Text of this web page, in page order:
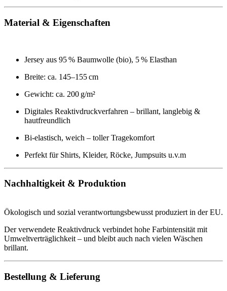
Material & Eigenschaften
Jersey aus 95 % Baumwolle (bio), 5 % Elasthan
Breite: ca. 145–155 cm
Gewicht: ca. 200 g/m²
Digitales Reaktivdruckverfahren – brillant, langlebig &
hautfreundlich
Bi-elastisch, weich – toller Tragekomfort
Perfekt für Shirts, Kleider, Röcke, Jumpsuits u.v.m
Nachhaltigkeit & Produktion
Ökologisch und sozial verantwortungsbewusst produziert in der EU.
Der verwendete Reaktivdruck verbindet hohe Farbintensität mit
Umweltverträglichkeit – und bleibt auch nach vielen Wäschen
brillant.
Bestellung & Lieferung